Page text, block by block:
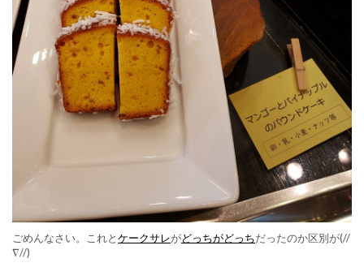
ごめんなさい。これとケークサレがどっちがどっちだったのか区別が(//
∇//)